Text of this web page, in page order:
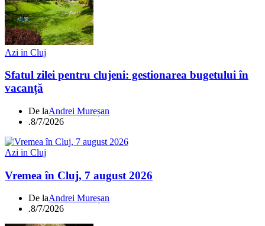
Azi in Cluj
Sfatul zilei pentru clujeni: gestionarea bugetului în
vacanță
De laAndrei Mureșan
.8/7/2026
Azi in Cluj
Vremea în Cluj, 7 august 2026
De laAndrei Mureșan
.8/7/2026